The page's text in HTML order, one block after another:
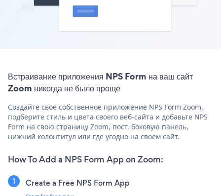
Встраивание приложения NPS Form на ваш сайт
Zoom никогда не было проще
Создайте свое собственное приложение NPS Form Zoom,
подберите стиль и цвета своего веб-сайта и добавьте NPS
Form на свою страницу Zoom, пост, боковую панель,
нижний колонтитул или где угодно на своем сайт.
How To Add a NPS Form App on Zoom:
Create a Free NPS Form App